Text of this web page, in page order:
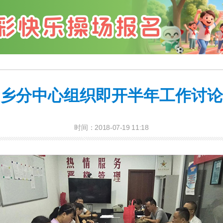
分中心组织即开半年工作讨
时间：2018-07-19 11:18